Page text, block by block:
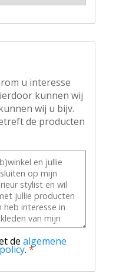
u interesse
kunnen wij
wij u bijv.
de producten
de algemene
.*